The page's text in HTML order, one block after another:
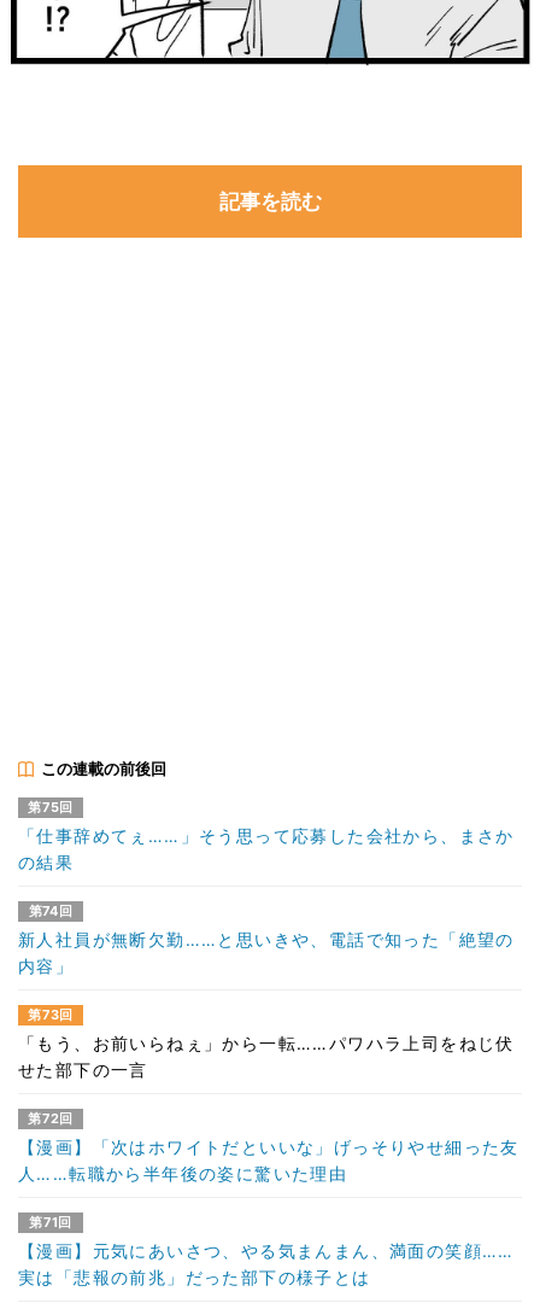
記事を読む
この連載の前後回
第75回
「仕事辞めてぇ……」そう思って応募した会社から、まさか
の結果
第74回
新人社員が無断欠勤……と思いきや、電話で知った「絶望の
内容」
第73回
「もう、お前いらねぇ」から一転……パワハラ上司をねじ伏
せた部下の一言
第72回
【漫画】「次はホワイトだといいな」げっそりやせ細った友
人……転職から半年後の姿に驚いた理由
第71回
【漫画】元気にあいさつ、やる気まんまん、満面の笑顔……
実は「悲報の前兆」だった部下の様子とは